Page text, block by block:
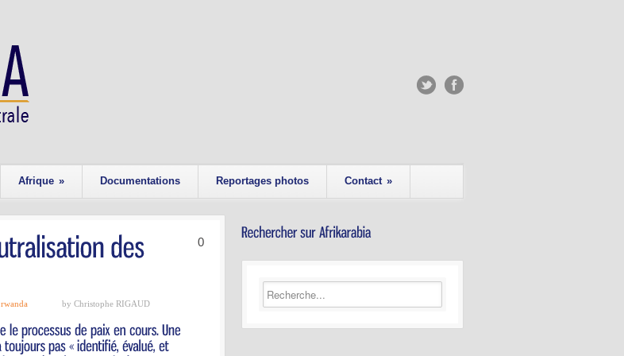
Afrique » Documentations Reportages photos Contact »
0
rwanda by Christophe RIGAUD